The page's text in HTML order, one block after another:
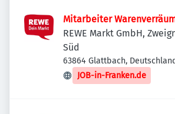
Mitarbeiter
REWE Markt GmbH,
Süd
63864 Glattbach, Deutschland
JOB-in-Franken.de